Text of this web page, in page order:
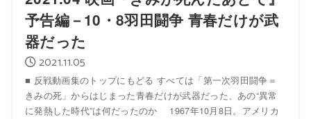
予告編－10・8羽田闘争 青春だけが武
器だった
2021.11.05
■ 反戦動画集のトップにもどる すべては「第一次羽田闘争＝
きみの死」からはじまった青春だけが武器だった、あの“異常
に発熱した時代”は何だったのか 1967年10月8日。アメリカ